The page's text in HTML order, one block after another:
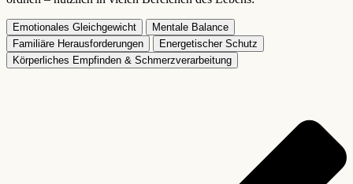
Emotionales Gleichgewicht
Mentale Balance
Familiäre Herausforderungen
Energetischer Schutz
Körperliches Empfinden & Schmerzverarbeitung